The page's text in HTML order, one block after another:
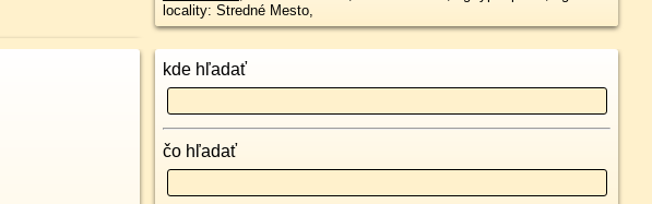
locality: Stredné Mesto,
kde hľadať
čo hľadať